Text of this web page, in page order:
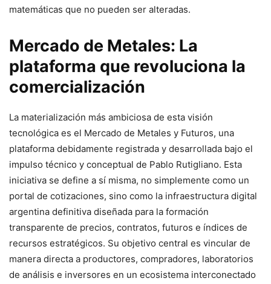
matemáticas que no pueden ser alteradas.
Mercado de Metales: La
plataforma que revoluciona la
comercialización
La materialización más ambiciosa de esta visión
tecnológica es el Mercado de Metales y Futuros, una
plataforma debidamente registrada y desarrollada bajo el
impulso técnico y conceptual de Pablo Rutigliano. Esta
iniciativa se define a sí misma, no simplemente como un
portal de cotizaciones, sino como la infraestructura digital
argentina definitiva diseñada para la formación
transparente de precios, contratos, futuros e índices de
recursos estratégicos. Su objetivo central es vincular de
manera directa a productores, compradores, laboratorios
de análisis e inversores en un ecosistema interconectado